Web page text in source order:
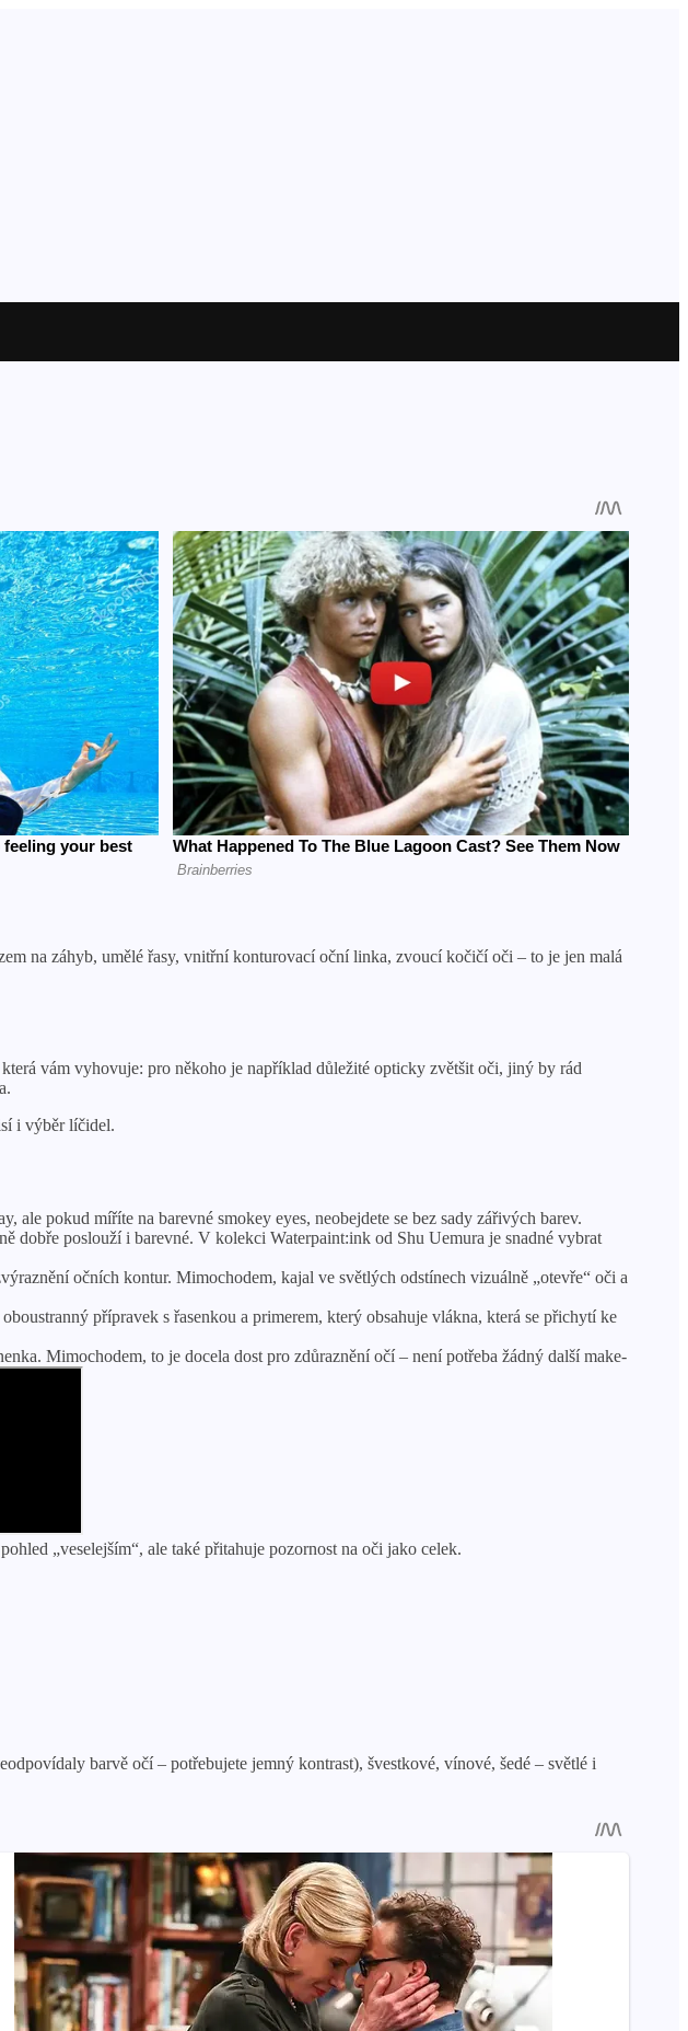
na záhyb, umělé řasy, vnitřní konturovací oční linka, zvoucí kočičí oči – to je jen malá
vám vyhovuje: pro někoho je například důležité opticky zvětšit oči, jiný by rád
i výběr líčidel.
ale pokud míříte na barevné smokey eyes, neobejdete se bez sady zářivých barev.
dobře poslouží i barevné. V kolekci Waterpaint:ink od Shu Uemura je snadné vybrat
očních kontur. Mimochodem, kajal ve světlých odstínech vizuálně „otevře“ oči a
přípravek s řasenkou a primerem, který obsahuje vlákna, která se přichytí ke
Mimochodem, to je docela dost pro zdůraznění očí – není potřeba žádný další make-
„veselejším“, ale také přitahuje pozornost na oči jako celek.
barvě očí – potřebujete jemný kontrast), švestkové, vínové, šedé – světlé i